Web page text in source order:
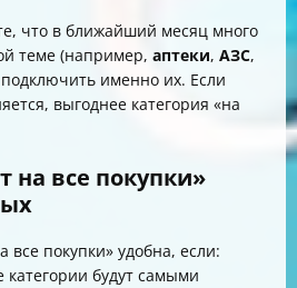
что в ближайший месяц много
теме (например, аптеки, АЗС,
именно их. Если
выгоднее категория «на
на все покупки»
все покупки» удобна, если:
будут самыми